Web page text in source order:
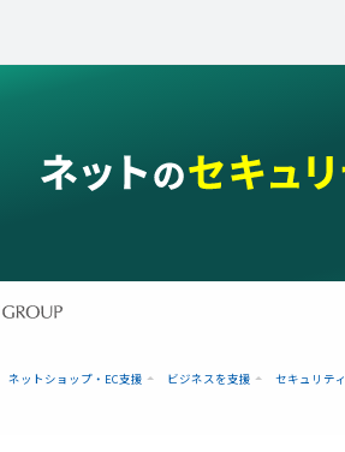
ネットショップ・EC支援 ビジネスを支援 セキュリティ